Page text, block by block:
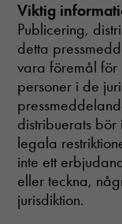
Viktig
Publicering,
detta
vara föremål för
personer i de
distribuerats
legala
inte ett
eller teckna,
jurisdiktion.